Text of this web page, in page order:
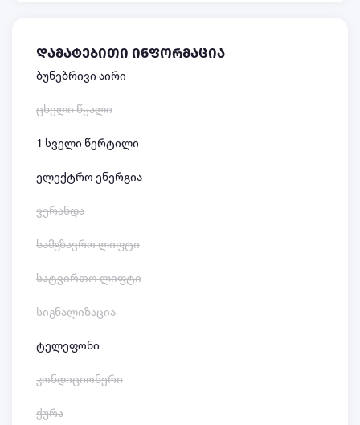
დამატებითი ინფორმაცია
ბუნებრივი აირი
ცხელი წყალი
1 სველი წერტილი
ელექტრო ენერგია
ვერანდა
სამგზავრო ლიფტი
სატვირთო ლიფტი
სიგნალიზაცია
ტელეფონი
კონდიციონერი
ქურა